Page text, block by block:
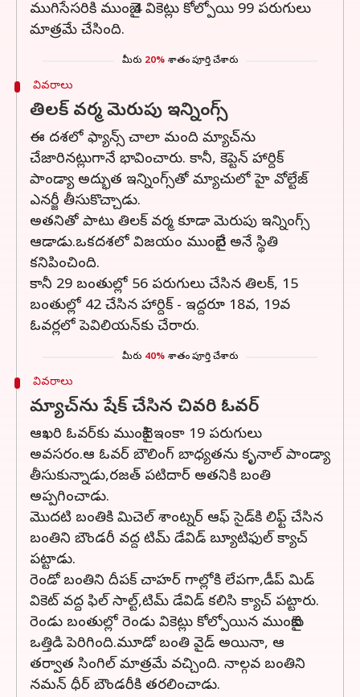
ముగిసేసరికి ముంబై 4 వికెట్లు కోల్పోయి 99 పరుగులు
మాత్రమే చేసింది.
మీరు 20% శాతం పూర్తి చేశారు
వివరాలు
తిలక్ వర్మ మెరుపు ఇన్నింగ్స్
ఈ దశలో ఫ్యాన్స్ చాలా మంది మ్యాచ్‌ను
చేజారినట్లుగానే భావించారు. కానీ, కెప్టెన్ హార్దిక్
పాండ్యా అద్భుత ఇన్నింగ్స్‌తో మ్యాచులో హై వోల్టేజ్
ఎనర్జీ తీసుకొచ్చాడు.
అతనితో పాటు తిలక్ వర్మ కూడా మెరుపు ఇన్నింగ్స్
ఆడాడు.ఒకదశలో విజయం ముంబైదే అనే స్థితి
కనిపించింది.
కానీ 29 బంతుల్లో 56 పరుగులు చేసిన తిలక్, 15
బంతుల్లో 42 చేసిన హార్దిక్ - ఇద్దరూ 18వ, 19వ
ఓవర్లలో పెవిలియన్‌కు చేరారు.
మీరు 40% శాతం పూర్తి చేశారు
వివరాలు
మ్యాచ్‌ను షేక్ చేసిన చివరి ఓవర్
ఆఖరి ఓవర్‌కు ముంబైకి ఇంకా 19 పరుగులు
అవసరం.ఆ ఓవర్ బౌలింగ్ బాధ్యతను కృనాల్ పాండ్యా
తీసుకున్నాడు,రజత్ పటిదార్ అతనికి బంతి
అప్పగించాడు.
మొదటి బంతికి మిచెల్ శాంట్నర్ ఆఫ్ సైడ్‌కి లిఫ్ట్ చేసిన
బంతిని బౌండరీ వద్ద టిమ్ డేవిడ్ బ్యూటిఫుల్ క్యాచ్
పట్టాడు.
రెండో బంతిని దీపక్ చాహర్ గాల్లోకి లేపగా,డీప్ మిడ్
వికెట్ వద్ద ఫిల్ సాల్ట్,టిమ్ డేవిడ్ కలిసి క్యాచ్ పట్టారు.
రెండు బంతుల్లో రెండు వికెట్లు కోల్పోయిన ముంబైకు
ఒత్తిడి పెరిగింది.మూడో బంతి వైడ్ అయినా, ఆ
తర్వాత సింగిల్ మాత్రమే వచ్చింది. నాల్గవ బంతిని
నమన్ ధీర్ బౌండరీకి తరలించాడు.